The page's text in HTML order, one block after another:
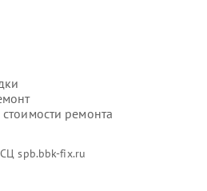
стоимости ремонта
spb.bbk-fix.ru